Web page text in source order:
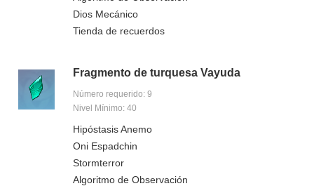
Dios Mecánico
Tienda de recuerdos
Fragmento de turquesa Vayuda
Número requerido: 9
Nivel Mínimo: 40
Hipóstasis Anemo
Oni Espadchin
Stormterror
Algoritmo de Observación